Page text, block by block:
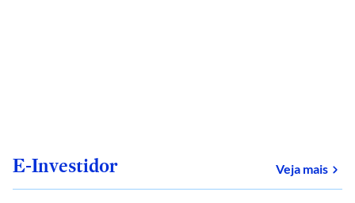
E-Investidor Veja mais